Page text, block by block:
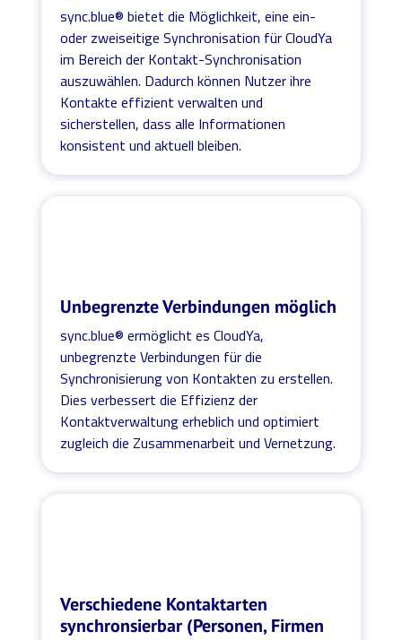
sync.blue® bietet die Möglichkeit, eine ein-
oder zweiseitige Synchronisation für CloudYa
im Bereich der Kontakt-Synchronisation
auszuwählen. Dadurch können Nutzer ihre
Kontakte effizient verwalten und
sicherstellen, dass alle Informationen
konsistent und aktuell bleiben.
Unbegrenzte Verbindungen möglich
sync.blue® ermöglicht es CloudYa,
unbegrenzte Verbindungen für die
Synchronisierung von Kontakten zu erstellen.
Dies verbessert die Effizienz der
Kontaktverwaltung erheblich und optimiert
zugleich die Zusammenarbeit und Vernetzung.
Verschiedene Kontaktarten
synchronsierbar (Personen, Firmen